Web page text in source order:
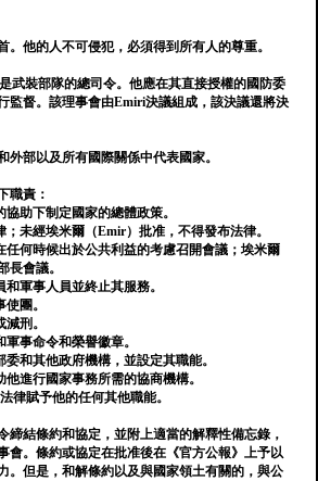
。他的人不可侵犯，必須得到所有人的尊重。
武裝部隊的總司令。他應在其直接授權的國防委
監督。該理事會由Emiri決議組成，該決議還將決
外部以及所有國際關係中代表國家。
職責：
協助下制定國家的總體政策。
；未經埃米爾（Emir）批准，不得發布法律。
任何時候出於公共利益的考慮召開會議；埃米爾
長會議。
軍事人員並終止其服務。
團。
刑。
事命令和榮譽徽章。
委和其他政府機構，並設定其職能。
他進行國家事務所需的協商機構。
律賦予他的任何其他職能。
締結條約和協定，並附上適當的解釋性備忘錄，
會。條約或協定在批准後在《官方公報》上予以
。但是，和解條約以及與國家領土有關的，與公